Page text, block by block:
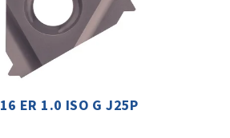
16 ER 1.0 ISO G J25P